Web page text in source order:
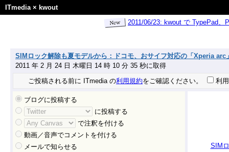
ITmedia× kwout
2011/06/23: kwout で TypePad
SIMロック解除も夏モデルから：ドコモ、おサイフ対応の「Xperia
2011 年 2 月 24 日 木曜日 14 時 10 分 35 秒に取得
ご投稿される前に ITmedia の利用規約をご確認ください。 利
ブログに投稿する
に投稿する
で注釈を付ける
動画／音声でコメントを付ける
メールで知らせる
SIM